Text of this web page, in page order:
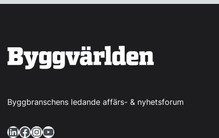
Byggbranschens ledande affärs- & nyhetsforum
LinkedIn Facebook InstagramYouTube